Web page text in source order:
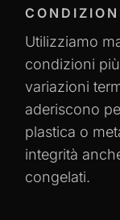
Utilizziamo
condizioni
variazioni
aderiscono
plastica o
integrità
congelati.